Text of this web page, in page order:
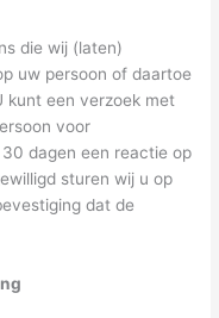
die wij (laten)
uw persoon of daartoe
kunt een verzoek met
voor
dagen een reactie op
sturen wij u op
dat de